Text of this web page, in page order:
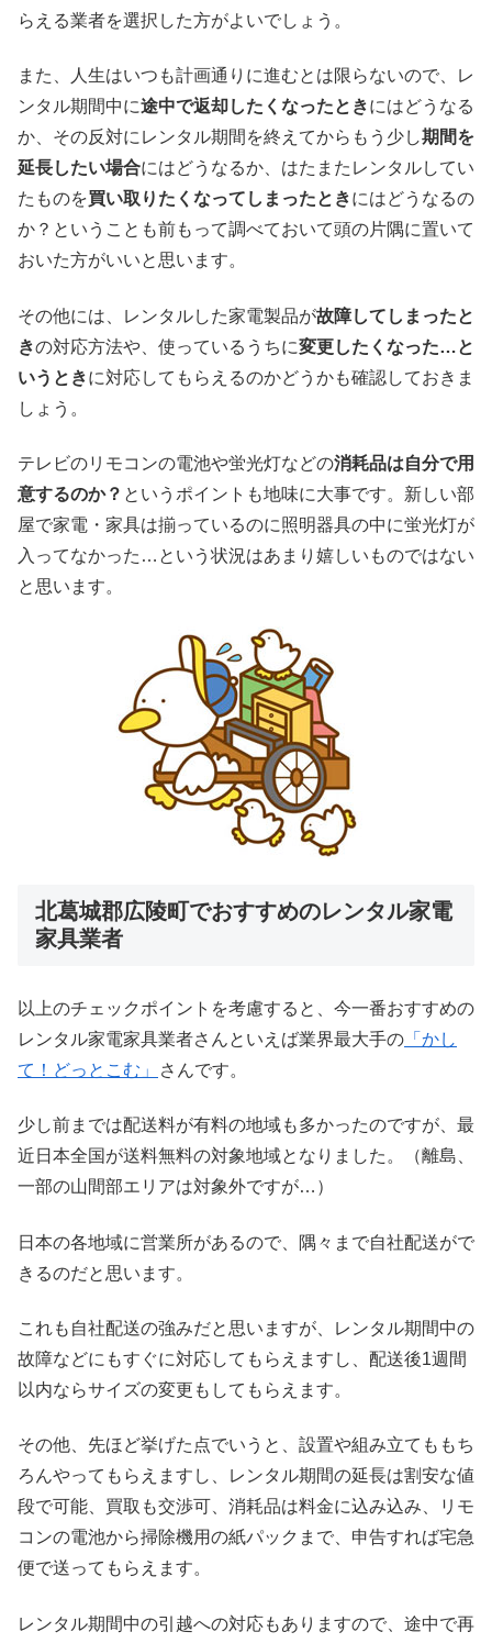
らえる業者を選択した方がよいでしょう。
また、人生はいつも計画通りに進むとは限らないので、レ
ンタル期間中に途中で返却したくなったときにはどうなる
か、その反対にレンタル期間を終えてからもう少し期間を
延長したい場合にはどうなるか、はたまたレンタルしてい
たものを買い取りたくなってしまったときにはどうなるの
か？ということも前もって調べておいて頭の片隅に置いて
おいた方がいいと思います。
その他には、レンタルした家電製品が故障してしまったと
きの対応方法や、使っているうちに変更したくなった…と
いうときに対応してもらえるのかどうかも確認しておきま
しょう。
テレビのリモコンの電池や蛍光灯などの消耗品は自分で用
意するのか？ というポイントも地味に大事です。新しい部
屋で家電・家具は揃っているのに照明器具の中に蛍光灯が
入ってなかった…という状況はあまり嬉しいものではない
と思います。
北葛城郡広陵町でおすすめのレンタル家電
家具業者
以上のチェックポイントを考慮すると、今一番おすすめの
レンタル家電家具業者さんといえば業界最大手の 「かし
て！どっとこむ」
さんです。
少し前までは配送料が有料の地域も多かったのですが、最
近日本全国が送料無料の対象地域となりました。（離島、
一部の山間部エリアは対象外ですが…）
日本の各地域に営業所があるので、隅々まで自社配送がで
きるのだと思います。
これも自社配送の強みだと思いますが、レンタル期間中の
故障などにもすぐに対応してもらえますし、配送後1週間
以内ならサイズの変更もしてもらえます。
その他、先ほど挙げた点でいうと、設置や組み立てももち
ろんやってもらえますし、レンタル期間の延長は割安な値
段で可能、買取も交渉可、消耗品は料金に込み込み、リモ
コンの電池から掃除機用の紙パックまで、申告すれば宅急
便で送ってもらえます。
レンタル期間中の引越への対応もありますので、途中で再